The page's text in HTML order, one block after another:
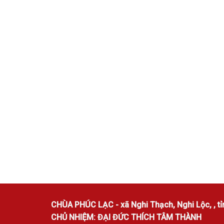
CHÙA PHÚC LẠC - xã Nghi Thạch, Nghi Lộc, ,
CHỦ NHIỆM: ĐẠI ĐỨC THÍCH TÂM THÀNH